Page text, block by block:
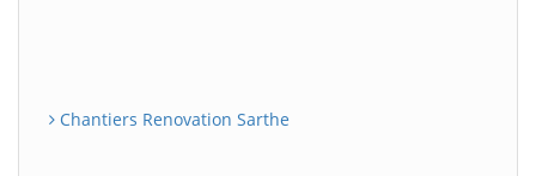
Chantiers Renovation Sarthe